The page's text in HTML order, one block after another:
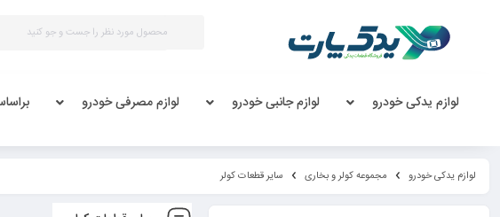
لوازم یدکی خودرو لوازم جانبی خودرو لوازم مصرفی خودرو
لوازم یدکی خودرو مجموعه کولر و بخاری سایر قطعات کولر